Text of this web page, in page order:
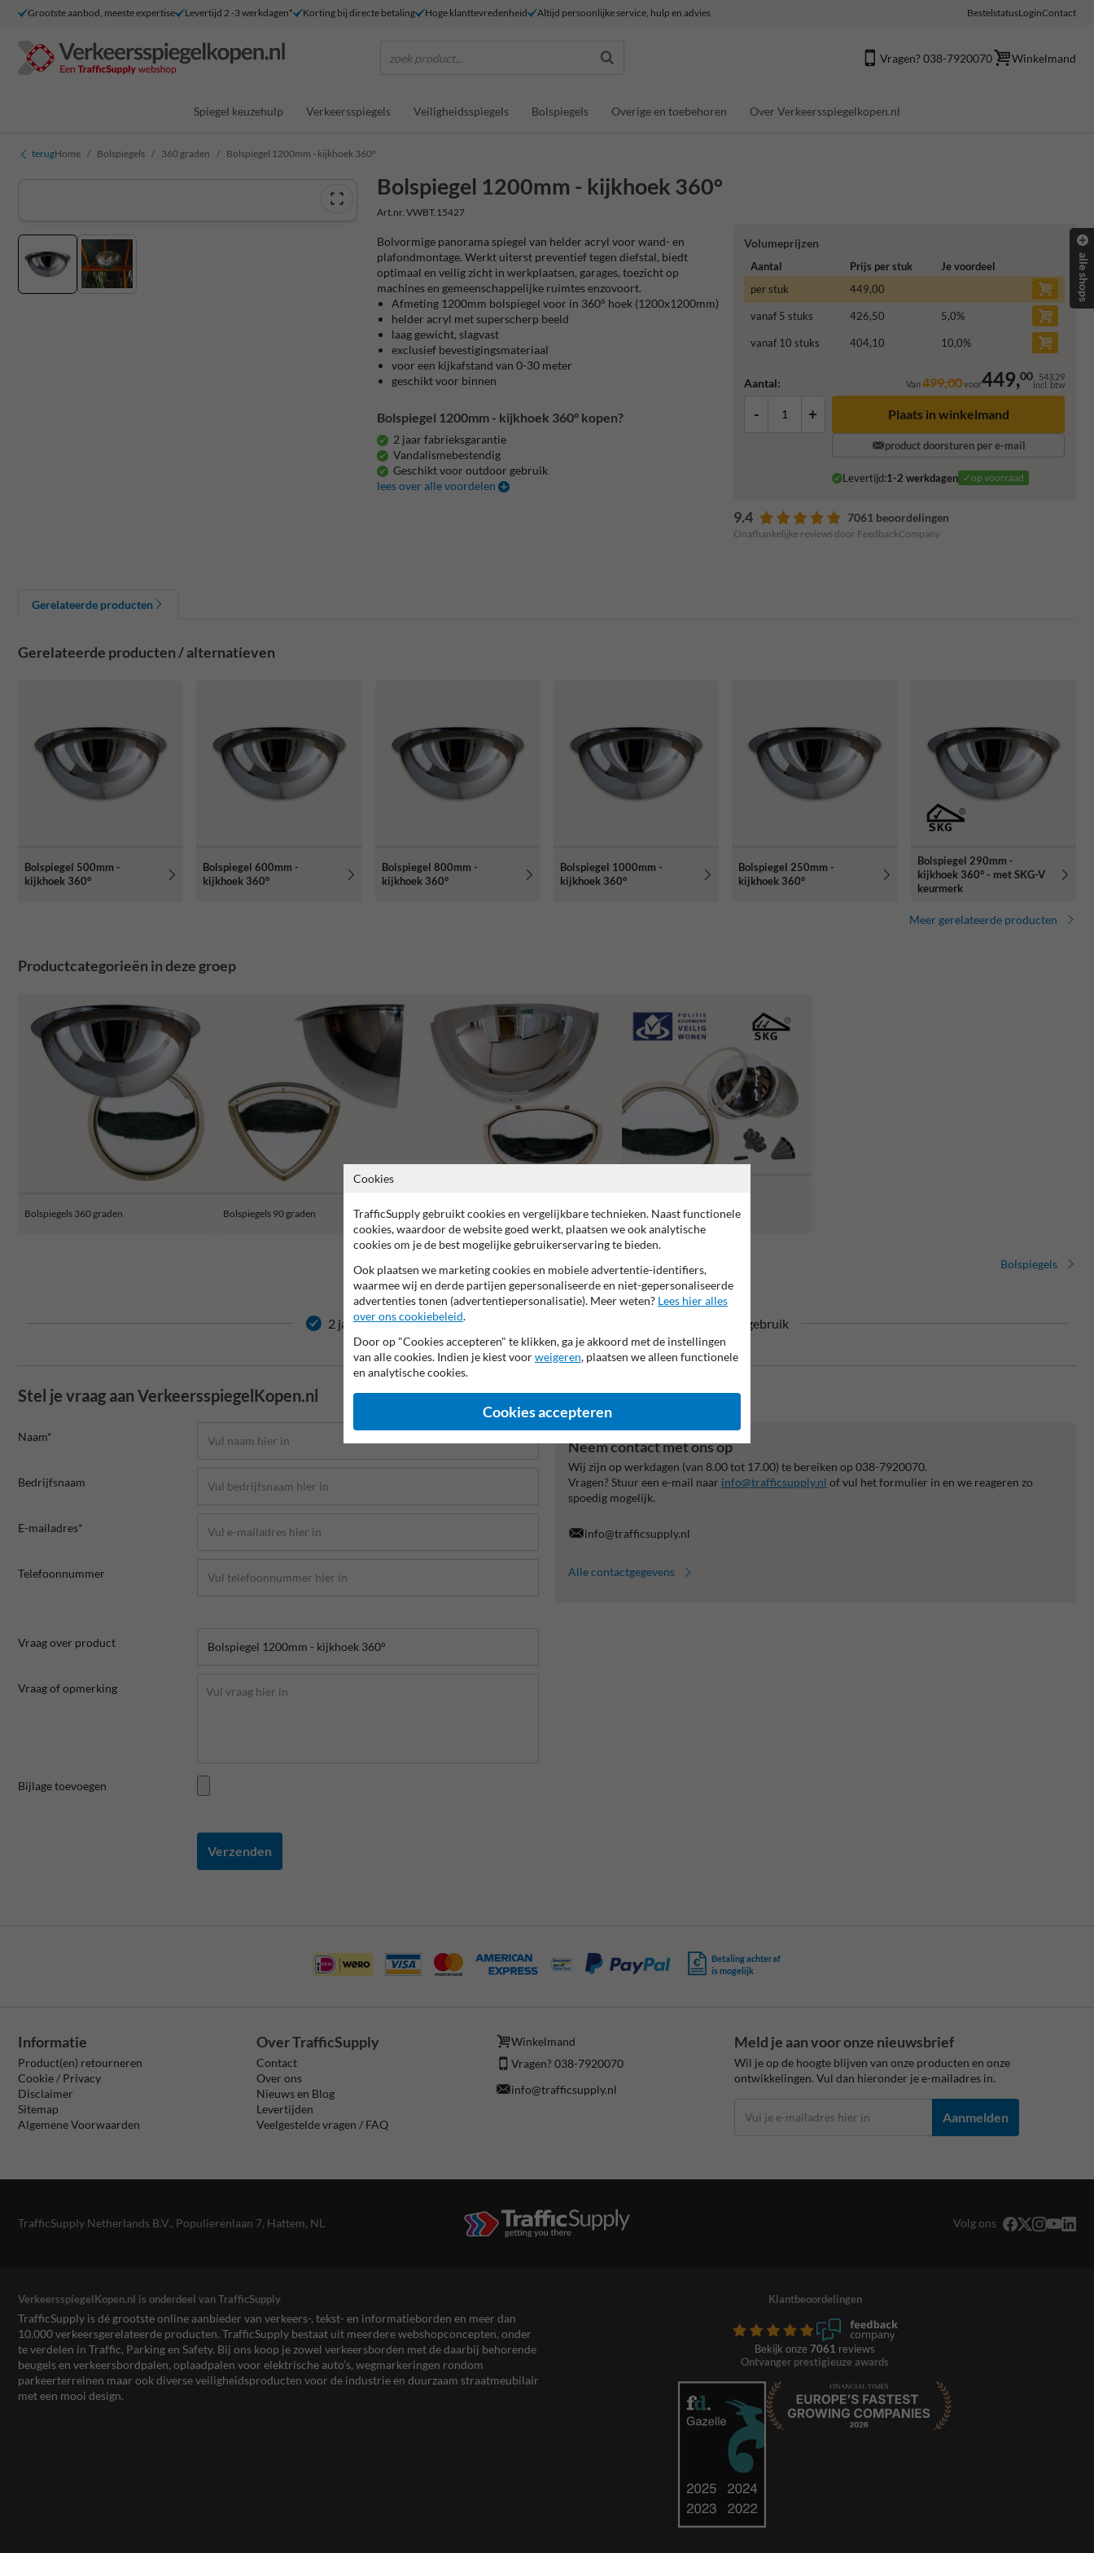
Grootste aanbod, meeste expertise Levertijd 2 -3 werkdagen* Korting bij directe betaling Hoge klanttevredenheid Altijd persoonlijke service, hulp en advies BestelstatusLoginContact
zoek product... Vragen? 038-7920070 Winkelmand
Spiegel keuzehulp Verkeersspiegels Veiligheidsspiegels Bolspiegels Overige en toebehoren Over Verkeersspiegelkopen.nl
terugHome Bolspiegels 360 graden Bolspiegel 1200mm - kijkhoek 360°
Bolspiegel 1200mm - kijkhoek 360°
Art.nr. VWBT.15427
Volumeprijzen
Aantal Prijs per stuk
Je voordeel
per stuk
449,00
vanaf 5 stuks 426,50 5,0%
vanaf 10 stuks 404,10 10,0%
Aantal: Van499,00voor449,00 543,29
incl. btw
- + Plaats in winkelmand
product doorsturen per e-mail
Levertijd:1-2 werkdagen ✓op voorraad
9.4 7061 beoordelingen
Onafhankelijke reviews door FeedbackCompany
Bolvormige panorama spiegel van helder acryl voor wand- en
plafondmontage. Werkt uiterst preventief tegen diefstal, biedt
optimaal en veilig zicht in werkplaatsen, garages, toezicht op
machines en gemeenschappelijke ruimtes enzovoort.
Afmeting 1200mm bolspiegel voor in 360° hoek (1200x1200mm)
helder acryl met superscherp beeld
laag gewicht, slagvast
exclusief bevestigingsmateriaal
voor een kijkafstand van 0-30 meter
geschikt voor binnen
Bolspiegel 1200mm - kijkhoek 360° kopen?
2 jaar fabrieksgarantie
Vandalismebestendig
Geschikt voor outdoor gebruik
lees over alle voordelen
Gerelateerde producten
Gerelateerde producten / alternatieven
Bolspiegel 500mm -
kijkhoek 360°
Bolspiegel 600mm -
kijkhoek 360°
Bolspiegel 800mm -
kijkhoek 360°
Bolspiegel 1000mm -
kijkhoek 360°
Bolspiegel 250mm -
kijkhoek 360°
Bolspiegel 290mm -
kijkhoek 360° - met SKG-V
keurmerk
Meer gerelateerde producten
Productcategorieën in deze groep
Bolspiegels 360 graden Bolspiegels 90 graden Bolspiegels 180 graden
Bolspiegels
2 jaar fabrieksgarantie Geschikt voor outdoor gebruik
Stel je vraag aan VerkeersspiegelKopen.nl
Naam*
Bedrijfsnaam
E-mailadres*
Telefoonnummer
Vraag over product
Vraag of opmerking
Bijlage toevoegen
Verzenden
Neem contact met ons op
Wij zijn op werkdagen (van 8.00 tot 17.00) te bereiken op 038-7920070.
Vragen? Stuur een e-mail naar info@trafficsupply.nl of vul het formulier in en we reageren zo
spoedig mogelijk.
info@trafficsupply.nl
Alle contactgegevens
Betaling achteraf
is mogelijk
Informatie
Product(en) retourneren
Cookie / Privacy
Disclaimer
Sitemap
Algemene Voorwaarden
Over TrafficSupply
Contact
Over ons
Nieuws en Blog
Levertijden
Veelgestelde vragen / FAQ
Winkelmand
Vragen? 038-7920070
info@trafficsupply.nl
Meld je aan voor onze nieuwsbrief
Wil je op de hoogte blijven van onze producten en onze
ontwikkelingen. Vul dan hieronder je e-mailadres in.
Aanmelden
TrafficSupply Netherlands B.V., Populierenlaan 7, Hattem, NL Volg ons
VerkeersspiegelKopen.nl is onderdeel van TrafficSupply
TrafficSupply is dé grootste online aanbieder van verkeers-, tekst- en informatieborden en meer dan
10.000 verkeersgerelateerde producten. TrafficSupply bestaat uit meerdere webshopconcepten, onder
te verdelen in Traffic, Parking en Safety. Bij ons koop je zowel verkeersborden met de daarbij behorende
beugels en verkeersbordpalen, oplaadpalen voor elektrische auto’s, wegmarkeringen rondom
parkeerterreinen maar ook diverse veiligheidsproducten voor de industrie en duurzaam straatmeubilair
met een mooi design.
Klantbeoordelingen
Bekijk onze 7061 reviews
Ontvanger prestigieuze awards
alle shops
Cookies
TrafficSupply gebruikt cookies en vergelijkbare technieken. Naast functionele
cookies, waardoor de website goed werkt, plaatsen we ook analytische
cookies om je de best mogelijke gebruikerservaring te bieden.
Ook plaatsen we marketing cookies en mobiele advertentie-identifiers,
waarmee wij en derde partijen gepersonaliseerde en niet-gepersonaliseerde
advertenties tonen (advertentiepersonalisatie). Meer weten? Lees hier alles
over ons cookiebeleid.
Door op "Cookies accepteren" te klikken, ga je akkoord met de instellingen
van alle cookies. Indien je kiest voorweigeren, plaatsen we alleen functionele
en analytische cookies.
Cookies accepteren